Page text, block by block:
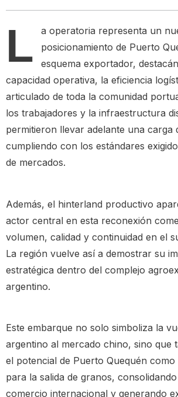
L
a operatoria representa un
posicionamiento de Puerto
esquema exportador,
capacidad operativa, la eficiencia
articulado de toda la comunidad
los trabajadores y la infraestructura
permitieron llevar adelante una carga
cumpliendo con los estándares
de mercados.
Además, el hinterland productivo
actor central en esta reconexión
volumen, calidad y continuidad en el
La región vuelve así a demostrar su
estratégica dentro del complejo
argentino.
Este embarque no solo simboliza la
argentino al mercado chino, sino que
el potencial de Puerto Quequén
para la salida de granos,
comercio internacional y generando